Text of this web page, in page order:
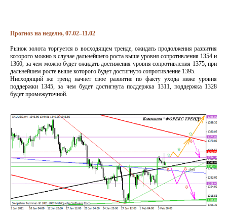
Прогноз на неделю, 07.02–11.02
Рынок золота торгуется в восходящем тренде, ожидать продолжения развития
которого можно в случае дальнейшего роста выше уровня сопротивления 1354 и
1360, за чем можно будет ожидать достижения уровня сопротивления 1375, при
дальнейшем росте выше которого будет достигнуто сопротивление 1395.
Нисходящий же тренд начнет свое развитие по факту ухода ниже уровня
поддержки 1345, за чем будет достигнута поддержка 1311, поддержка 1328
будет промежуточной.